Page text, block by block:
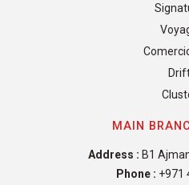
MAIN
Address : B1
Phone : +971